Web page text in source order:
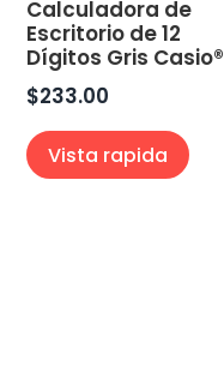
Calculadora de
Escritorio de 12
Dígitos Gris Casio®
$233.00
Vista rapida